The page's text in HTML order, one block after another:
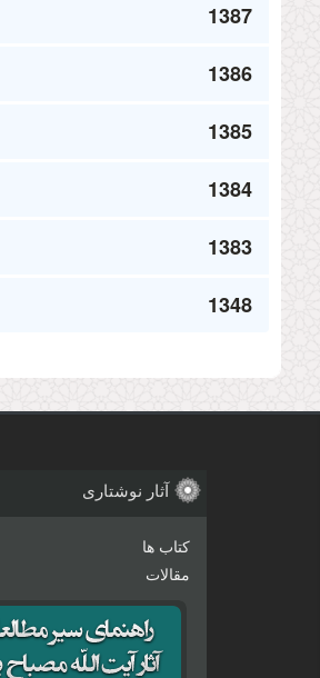
1387
1386
1385
1384
1383
1348
آثار نوشتاری
کتاب ها
مقالات